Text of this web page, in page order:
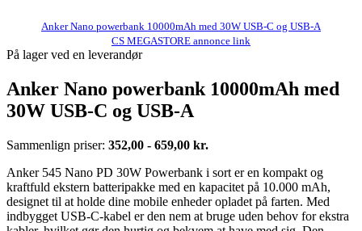
Anker Nano powerbank 10000mAh med 30W USB-C og USB-A
CS MEGASTORE annonce link
På lager ved en leverandør
Anker Nano powerbank 10000mAh med
30W USB-C og USB-A
Sammenlign priser: 352,00 - 659,00 kr.
Anker 545 Nano PD 30W Powerbank i sort er en kompakt og
kraftfuld ekstern batteripakke med en kapacitet på 10.000 mAh,
designet til at holde dine mobile enheder opladet på farten. Med
indbygget USB-C-kabel er den nem at bruge uden behov for ekstra